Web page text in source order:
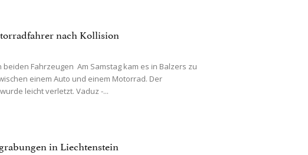
nach Kollision
beiden Fahrzeugen Am Samstag kam es in Balzers zu
einem Auto und einem Motorrad. Der
leicht verletzt. Vaduz -...
in Liechtenstein